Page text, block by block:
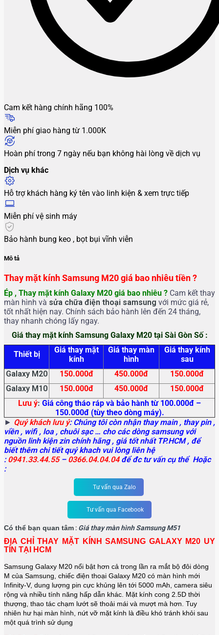
Cam kết hàng chính hãng 100%
Miễn phí giao hàng từ 1.000K
Hoàn phí trong 7 ngày nếu bạn không hài lòng về dịch vụ
Dịch vụ khác
Hỗ trợ khách hàng ký tên vào linh kiện & xem trực tiếp
Miễn phí vệ sinh máy
Bảo hành bung keo , bọt bụi vĩnh viễn
Mô tả
Thay mặt kính Samsung M20 giá bao nhiêu tiền ?
Ép , Thay mặt kính Galaxy M20 giá bao nhiêu ? Cam kết thay
màn hình và sửa chữa điện thoại samsung với mức giá rẻ,
tốt nhất hiện nay. Chính sách bảo hành lên đến 24 tháng,
thay nhanh chóng lấy ngay.
Giá thay mặt kính Samsung Galaxy M20 tại Sài Gòn Số :
Thiết bị
Giá thay mặt
kính
Giá thay màn
hình
Giá thay kính
sau
Galaxy M20
150.000đ 450.000đ
150.000đ
Galaxy M10
150.000đ 450.000đ
150.000đ
Lưu ý: Giá công tháo ráp và bảo hành từ 100.000đ –
150.000đ (tùy theo dòng máy).
► Quý khách lưu ý: Chúng tôi còn nhận thay main, thay pin ,
viền , wifi , loa , chuôi sạc … cho các dòng samsung với
nguồn linh kiện zin chính hãng , giá tốt nhất TP.HCM , để
biết thêm chi tiết quý khach vui lòng liên hệ
:0941.33.44.55– 0366.04.04.04để đc tư vấn cụ thể Hoặc
:
Tư vấn qua Zalo
Tư vấn qua Facebook
Có thể bạn quan tâm : Giá thay màn hình Samsung M51
ĐỊA CHỈ THAY MẶT KÍNH SAMSUNG GALAXY M20 UY
TÍN TẠI HCM
Samsung Galaxy M20 nổi bật hơn cả trong lần ra mắt bộ đôi dòng
M của Samsung, chiếc điện thoại Galaxy M20 có màn hình mới
Infinity-V, dung lượng pin cực khủng lên tới 5000 mAh, camera siêu
rộng và nhiều tính năng hấp dẫn khác. Mặt kính cong 2.5D thời
thượng, thao tác chạm lướt sẽ thoải mái và mượt mà hơn. Tuy
nhiên hư hại màn hình, nứt vỡ mặt kính là điều khó tránh khỏi sau
một quá trình sử dụng